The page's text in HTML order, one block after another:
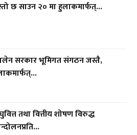
छ साउन २० मा हुलाकमार्फत्...
सरकार भूमिगत संगठन जस्तै,
तथा वित्तीय शोषण विरुद्ध